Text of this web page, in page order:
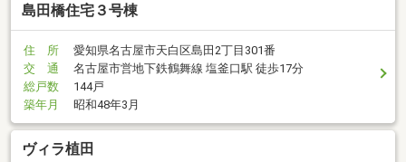
島田橋住宅３号棟
住 所
愛知県名古屋市天白区島田2丁目301番
交 通
名古屋市営地下鉄鶴舞線 塩釜口駅 徒歩17分
総戸数
144戸
築年月
昭和48年3月
ヴィラ植田